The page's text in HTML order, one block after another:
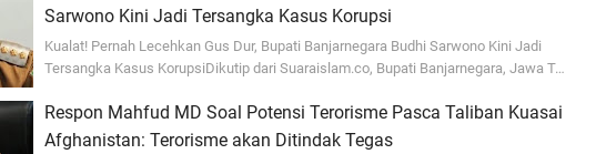
Sarwono Kini Jadi Tersangka Kasus Korupsi
Kualat! Pernah Lecehkan Gus Dur, Bupati Banjarnegara Budhi Sarwono Kini Jadi
Tersangka Kasus KorupsiDikutip dari Suaraislam.co, Bupati Banjarnegara, Jawa T…
Respon Mahfud MD Soal Potensi Terorisme Pasca Taliban Kuasai
Afghanistan: Terorisme akan Ditindak Tegas